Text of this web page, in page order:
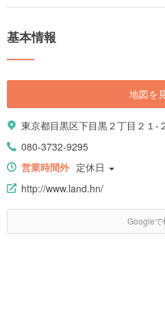
基本情報
地図を
東京都目黒区下目黒２丁目２１-
080-3732-9295
営業時間外 定休日
http://www.land.hn/
Googleで